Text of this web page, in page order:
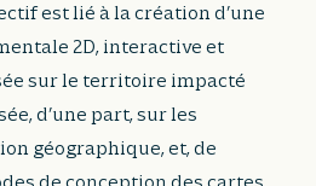
est lié à la création d’une
2D, interactive et
sur le territoire impacté
d’une part, sur les
géographique, et, de